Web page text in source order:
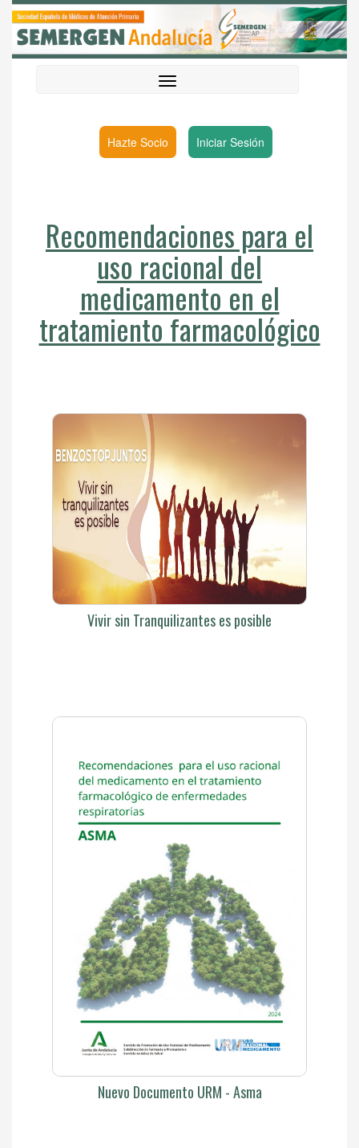
Hazte Socio Iniciar Sesión
Recomendaciones para el
uso racional del
medicamento en el
tratamiento farmacológico
Vivir sin Tranquilizantes es posible
Nuevo Documento URM - Asma